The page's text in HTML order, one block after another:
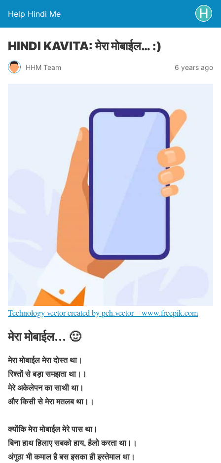
Help Hindi Me
HINDI KAVITA: मेरा मोबाईल… :)
HHM Team 6 years ago
Technology vector created by pch.vector – www.freepik.com
मेरा मोबाईल… 🙂
मेरा मोबाईल मेरा दोस्त था।
रिश्तों से बड़ा समझता था।।
मेरे अकेलेपन का साथी था।
और किसी से मेरा मतलब था।।
क्योंकि मेरा मोबाईल मेरे पास था।
बिना हाथ हिलाए सबको हाय, हैलो करता था।।
अंगुठा भी कमाल है बस इसका ही इस्तेमाल था।